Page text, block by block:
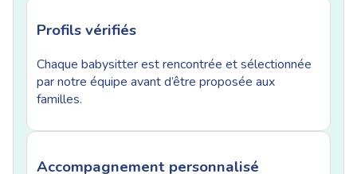
Profils vérifiés
Chaque babysitter est rencontrée et sélectionnée
par notre équipe avant d’être proposée aux
familles.
Accompagnement personnalisé